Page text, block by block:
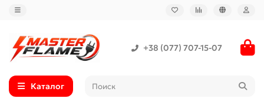
+38 (077) 707-15-07
Каталог